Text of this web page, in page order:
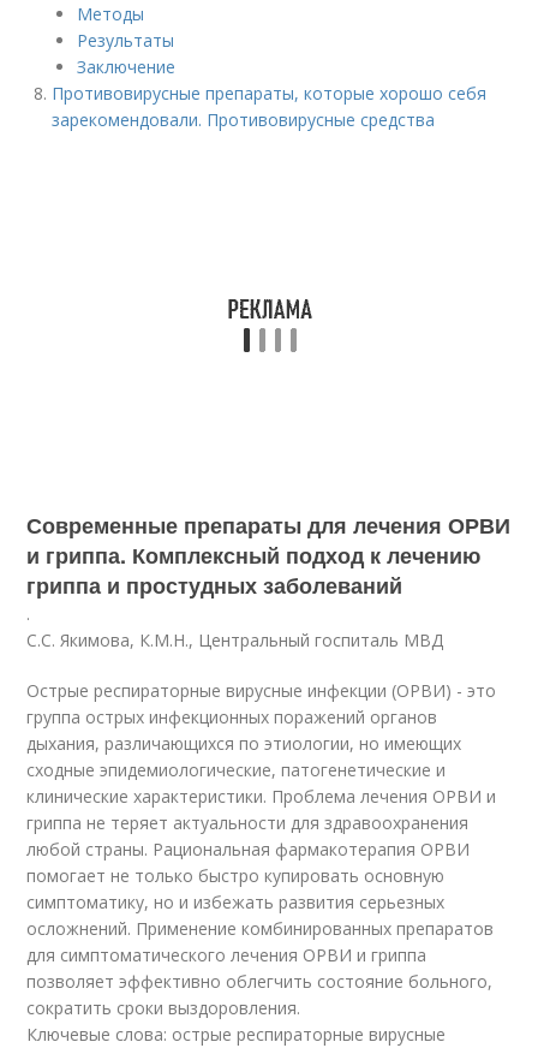
Методы
Результаты
Заключение
Противовирусные препараты, которые хорошо себя
зарекомендовали. Противовирусные средства
Современные препараты для лечения ОРВИ
и гриппа. Комплексный подход к лечению
гриппа и простудных заболеваний
.
С.С. Якимова, К.М.Н., Центральный госпиталь МВД
Острые респираторные вирусные инфекции (ОРВИ) - это
группа острых инфекционных поражений органов
дыхания, различающихся по этиологии, но имеющих
сходные эпидемиологические, патогенетические и
клинические характеристики. Проблема лечения ОРВИ и
гриппа не теряет актуальности для здравоохранения
любой страны. Рациональная фармакотерапия ОРВИ
помогает не только быстро купировать основную
симптоматику, но и избежать развития серьезных
осложнений. Применение комбинированных препаратов
для симптоматического лечения ОРВИ и гриппа
позволяет эффективно облегчить состояние больного,
сократить сроки выздоровления.
Ключевые слова: острые респираторные вирусные